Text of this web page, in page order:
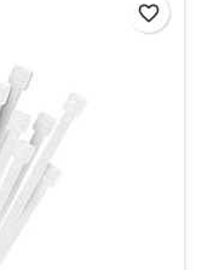
favorite_border